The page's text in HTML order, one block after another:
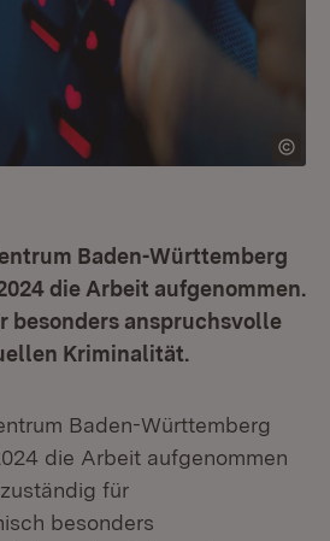
Baden-Württemberg
die Arbeit aufgenommen.
besonders anspruchsvolle
Kriminalität.
Baden-Württemberg
die Arbeit aufgenommen
für
besonders